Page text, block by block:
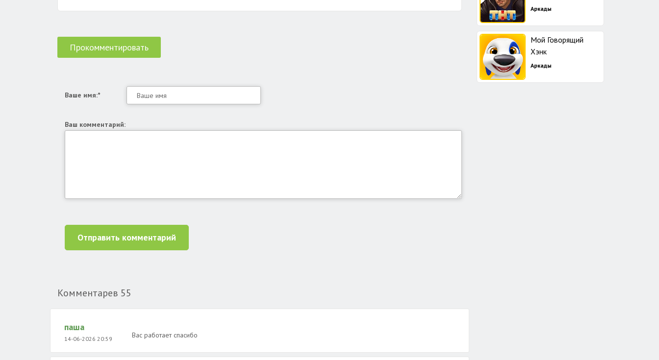
Прокомментировать
Ваше имя:*
Ваш комментарий:
Отправить комментарий
Комментарев 55
паша
14-06-2026 20:59 Вас работает спасибо
Аркады
Мой Говорящий
Хэнк
Аркады